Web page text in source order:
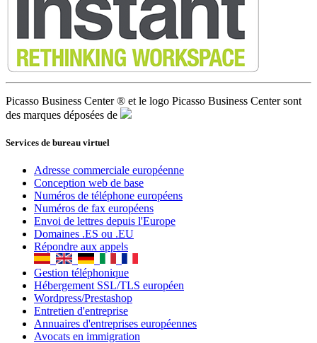
Picasso Business Center ® et le logo Picasso Business Center sont
des marques déposées de
Services de bureau virtuel
Adresse commerciale européenne
Conception web de base
Numéros de téléphone européens
Numéros de fax européens
Envoi de lettres depuis l'Europe
Domaines .ES ou .EU
Répondre aux appels
Gestion téléphonique
Hébergement SSL/TLS européen
Wordpress/Prestashop
Entretien d'entreprise
Annuaires d'entreprises européennes
Avocats en immigration